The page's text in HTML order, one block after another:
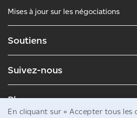
Mises à jour sur les négociations
Soutiens
Suivez-nous
Blogues
En cliquant sur « Accepter tous les